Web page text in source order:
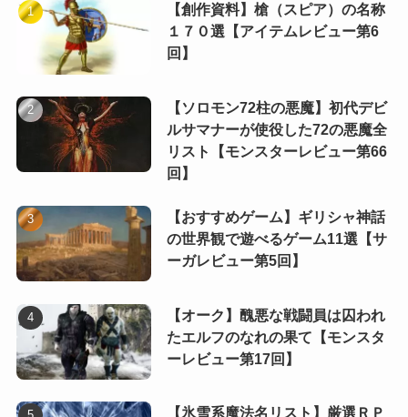
【創作資料】槍（スピア）の名称
１７０選【アイテムレビュー第6
回】
【ソロモン72柱の悪魔】初代デビ
ルサマナーが使役した72の悪魔全
リスト【モンスターレビュー第66
回】
【おすすめゲーム】ギリシャ神話
の世界観で遊べるゲーム11選【サ
ーガレビュー第5回】
【オーク】醜悪な戦闘員は囚われ
たエルフのなれの果て【モンスタ
ーレビュー第17回】
【氷雪系魔法名リスト】厳選ＲＰ